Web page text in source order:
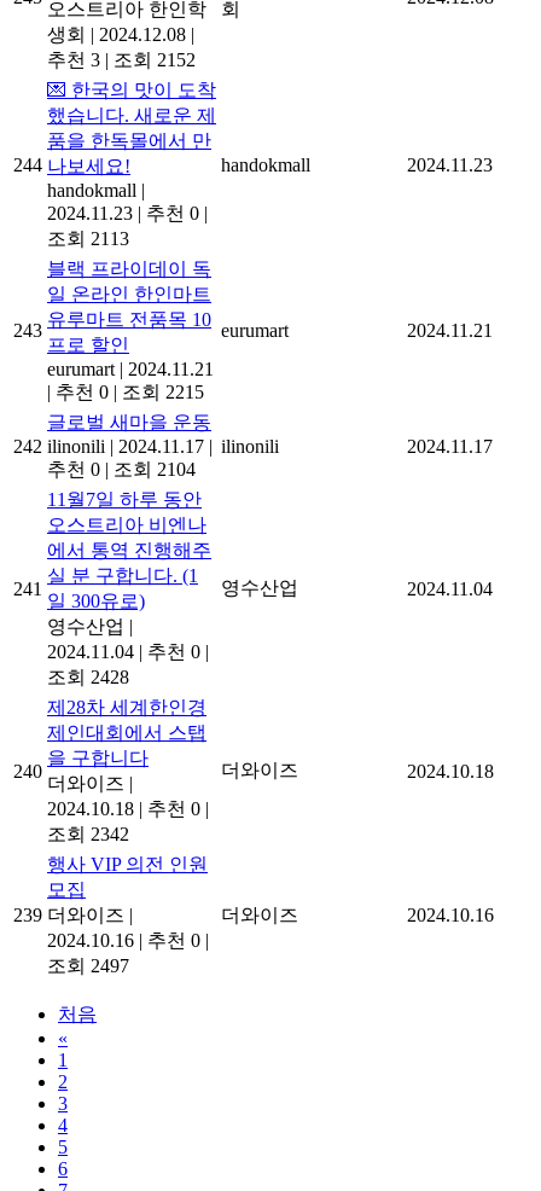
오스트리아 한인학
생회 | 2024.12.08 |
추천 3 | 조회 2152
회
244
💌 한국의 맛이 도착
했습니다. 새로운 제
품을 한독몰에서 만
나보세요!
handokmall |
2024.11.23 | 추천 0 |
조회 2113
handokmall 2024.11.23
243
블랙 프라이데이 독
일 온라인 한인마트
유루마트 전품목 10
프로 할인
eurumart | 2024.11.21
| 추천 0 | 조회 2215
eurumart 2024.11.21
242
글로벌 새마을 운동
ilinonili | 2024.11.17 |
추천 0 | 조회 2104
ilinonili 2024.11.17
241
11월7일 하루 동안
오스트리아 비엔나
에서 통역 진행해주
실 분 구합니다. (1
일 300유로)
영수산업 |
2024.11.04 | 추천 0 |
조회 2428
영수산업 2024.11.04
240
제28차 세계한인경
제인대회에서 스탭
을 구합니다
더와이즈 |
2024.10.18 | 추천 0 |
조회 2342
더와이즈 2024.10.18
239
행사 VIP 의전 인원
모집
더와이즈 |
2024.10.16 | 추천 0 |
조회 2497
더와이즈 2024.10.16
처음
«
1
2
3
4
5
6